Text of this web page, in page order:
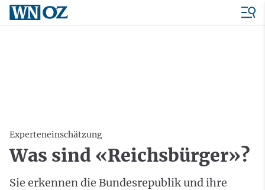
Experteneinschätzung
Was sind «Reichsbürger»?
Sie erkennen die Bundesrepublik und ihre